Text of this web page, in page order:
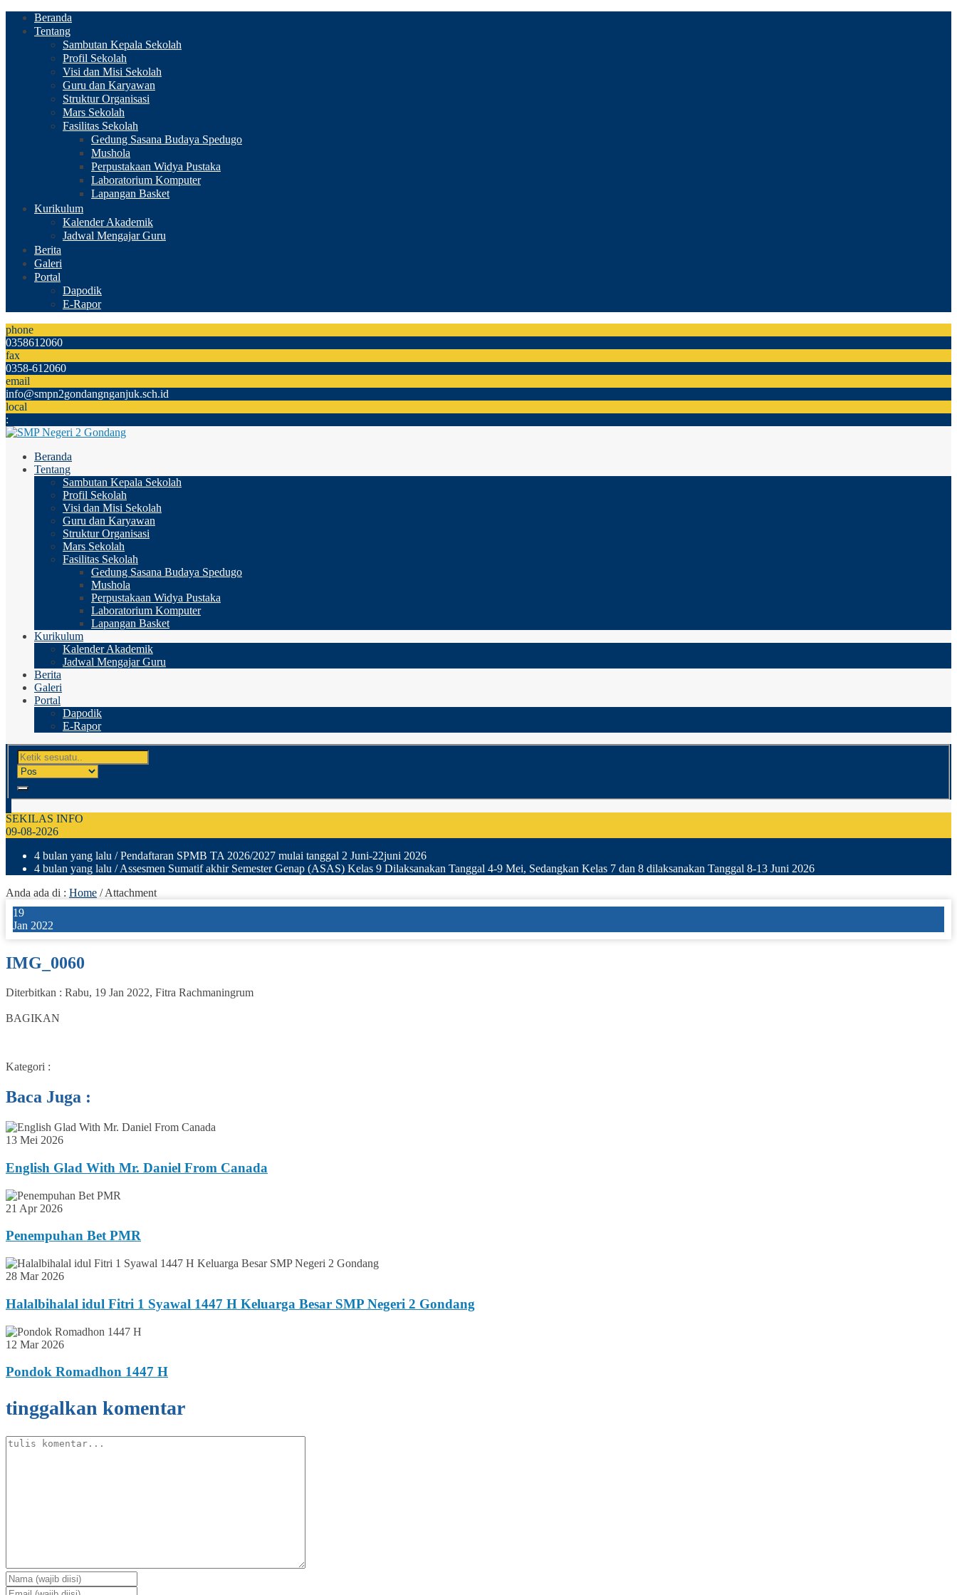
Beranda
Tentang
Sambutan Kepala Sekolah
Profil Sekolah
Visi dan Misi Sekolah
Guru dan Karyawan
Struktur Organisasi
Mars Sekolah
Fasilitas Sekolah
Gedung Sasana Budaya Spedugo
Mushola
Perpustakaan Widya Pustaka
Laboratorium Komputer
Lapangan Basket
Kurikulum
Kalender Akademik
Jadwal Mengajar Guru
Berita
Galeri
Portal
Dapodik
E-Rapor
phone
0358612060
fax
0358-612060
email
info@smpn2gondangnganjuk.sch.id
local
:
Beranda
Tentang
Sambutan Kepala Sekolah
Profil Sekolah
Visi dan Misi Sekolah
Guru dan Karyawan
Struktur Organisasi
Mars Sekolah
Fasilitas Sekolah
Gedung Sasana Budaya Spedugo
Mushola
Perpustakaan Widya Pustaka
Laboratorium Komputer
Lapangan Basket
Kurikulum
Kalender Akademik
Jadwal Mengajar Guru
Berita
Galeri
Portal
Dapodik
E-Rapor
SEKILAS INFO
09-08-2026
4 bulan yang lalu / Pendaftaran SPMB TA 2026/2027 mulai tanggal 2 Juni-22juni 2026
4 bulan yang lalu / Assesmen Sumatif akhir Semester Genap (ASAS) Kelas 9 Dilaksanakan Tanggal 4-9 Mei, Sedangkan Kelas 7 dan 8 dilaksanakan Tanggal 8-13 Juni 2026
Anda ada di : Home / Attachment
19
Jan 2022
IMG_0060
Diterbitkan : Rabu, 19 Jan 2022, Fitra Rachmaningrum
BAGIKAN
Kategori :
Baca Juga :
13 Mei 2026
English Glad With Mr. Daniel From Canada
21 Apr 2026
Penempuhan Bet PMR
28 Mar 2026
Halalbihalal idul Fitri 1 Syawal 1447 H Keluarga Besar SMP Negeri 2 Gondang
12 Mar 2026
Pondok Romadhon 1447 H
tinggalkan komentar